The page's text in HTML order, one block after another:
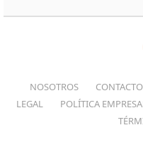
NOSOTROS CONTACTO
LEGAL
POLÍTICA